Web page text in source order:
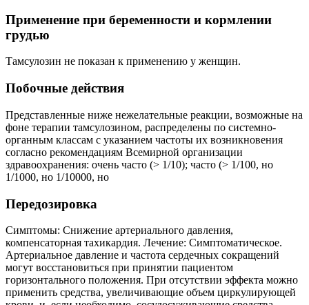
Применение при беременности и кормлении
грудью
Тамсулозин не показан к применению у женщин.
Побочные действия
Представленные ниже нежелательные реакции, возможные на
фоне терапии тамсулозином, распределены по системно-
органным классам с указанием частоты их возникновения
согласно рекомендациям Всемирной организации
здравоохранения: очень часто (> 1/10); часто (> 1/100, но
1/1000, но 1/10000, но
Передозировка
Симптомы: Снижение артериального давления,
компенсаторная тахикардия. Лечение: Симптоматическое.
Артериальное давление и частота сердечных сокращений
могут восстановиться при принятии пациентом
горизонтального положения. При отсутствии эффекта можно
применить средства, увеличивающие объем циркулирующей